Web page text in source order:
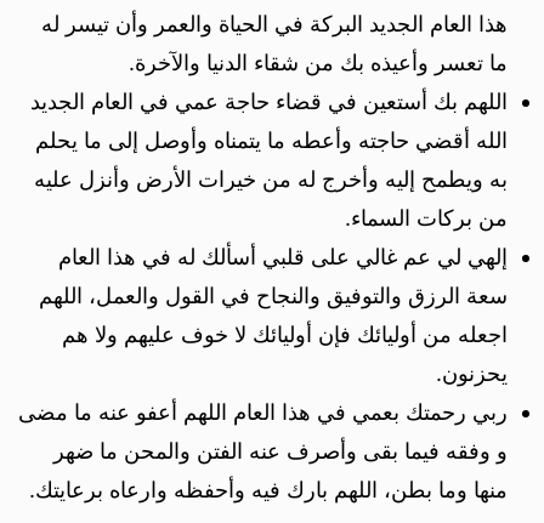
هذا العام الجديد البركة في الحياة والعمر وأن تيسر له
ما تعسر وأعيذه بك من شقاء الدنيا والآخرة.
اللهم بك أستعين في قضاء حاجة عمي في العام الجديد
الله أقضي حاجته وأعطه ما يتمناه وأوصل إلى ما يحلم
به ويطمح إليه وأخرج له من خيرات الأرض وأنزل عليه
من بركات السماء.
إلهي لي عم غالي على قلبي أسألك له في هذا العام
سعة الرزق والتوفيق والنجاح في القول والعمل، اللهم
اجعله من أوليائك فإن أوليائك لا خوف عليهم ولا هم
يحزنون.
ربي رحمتك بعمي في هذا العام اللهم أعفو عنه ما مضى
و وفقه فيما بقى وأصرف عنه الفتن والمحن ما ضهر
منها وما بطن، اللهم بارك فيه وأحفظه وارعاه برعايتك.